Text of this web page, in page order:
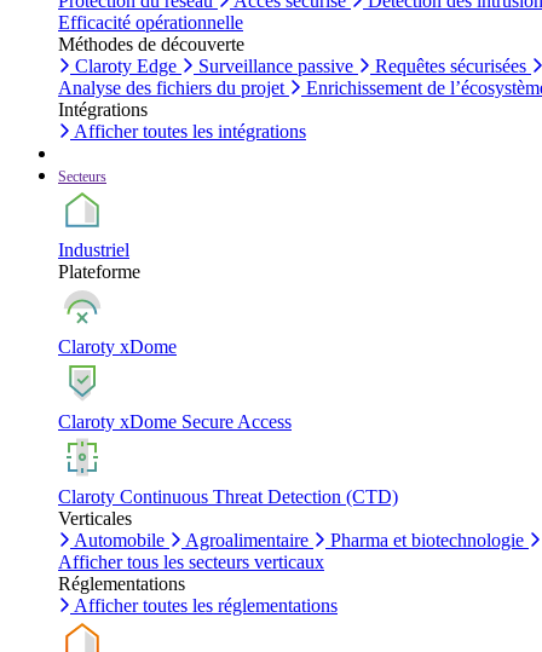
Efficacité opérationnelle
Méthodes de découverte
Claroty Edge
Surveillance passive
Requêtes sécurisées
Analyse des fichiers du projet
Enrichissement de
Intégrations
Afficher toutes les intégrations
Secteurs
Industriel
Plateforme
Claroty xDome
Claroty xDome Secure Access
Claroty Continuous Threat Detection (CTD)
Verticales
Automobile
Agroalimentaire
Pharma et biotechnologie
Afficher tous les secteurs verticaux
Réglementations
Afficher toutes les réglementations